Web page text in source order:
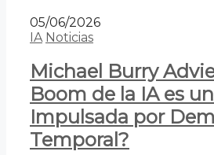
05/06/2026
IA Noticias
Michael Burry
Boom de la IA es
Impulsada por
Temporal?